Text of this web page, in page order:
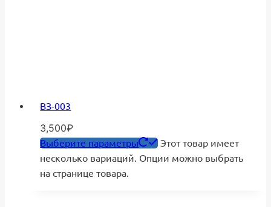
ВЗ-003
3,500₽
Выберите параметры
Этот товар имеет
несколько вариаций. Опции можно выбрать
на странице товара.